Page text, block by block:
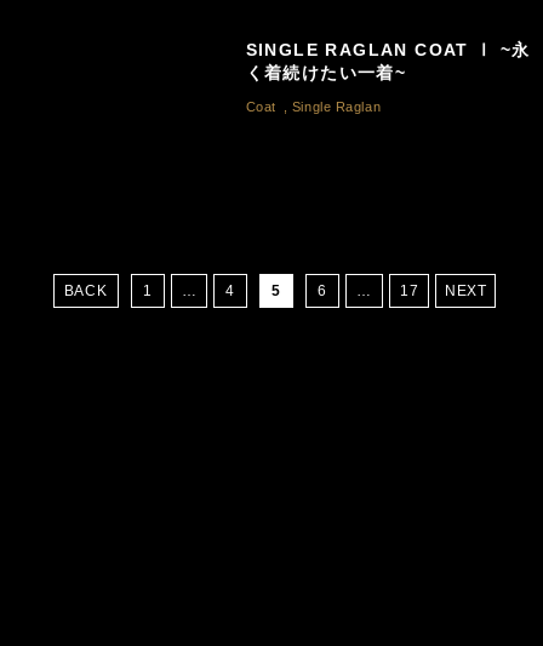
SINGLE RAGLAN COAT Ⅰ ~永
く着続けたい一着~
Coat Single Raglan
BACK 1 4 5 6 17 NEXT